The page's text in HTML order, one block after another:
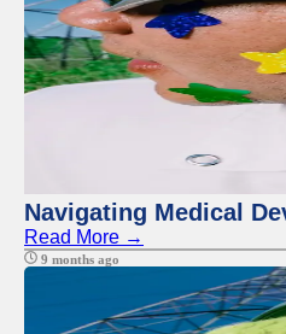
Navigating Medical
Read More →
9 months ago